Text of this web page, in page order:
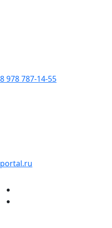
8 978 787-14-55
portal.ru